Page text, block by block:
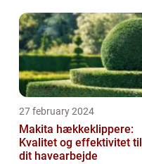
27 february 2024
Makita hækkeklippere:
Kvalitet og effektivitet til
dit havearbejde